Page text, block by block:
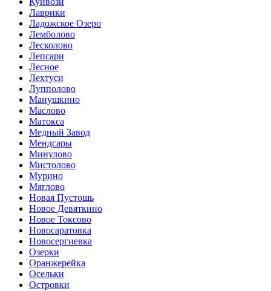
Лаврики
Ладожское Озеро
Лемболово
Лесколово
Лепсари
Лесное
Лехтуси
Лупполово
Манушкино
Маслово
Матокса
Медный Завод
Мендсары
Минулово
Мистолово
Мурино
Мяглово
Новая Пустошь
Новое Девяткино
Новое Токсово
Новосаратовка
Новосергиевка
Озерки
Оранжерейка
Осельки
Островки